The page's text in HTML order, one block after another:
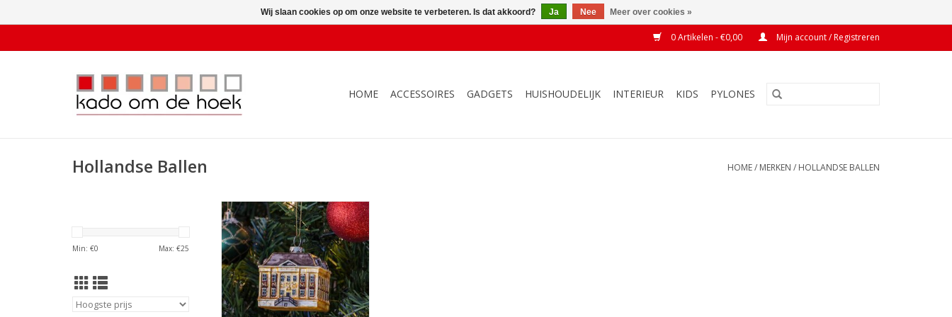
0 Artikelen - €0,00 Mijn account / Registreren
HOME ACCESSOIRES GADGETS HUISHOUDELIJK INTERIEUR KIDS PYLONES
Hollandse Ballen HOME/ MERKEN / HOLLANDSE BALLEN
Min: €0 Max: €25
Kerstbal Mauritshuis
TOEVOEGEN AAN WINKELWAGEN
Wij slaan cookies op om onze website te verbeteren. Is dat akkoord? Ja Nee Meer over cookies »